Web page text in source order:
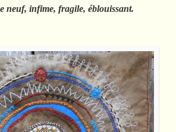
neuf, infime, fragile, éblouissant.